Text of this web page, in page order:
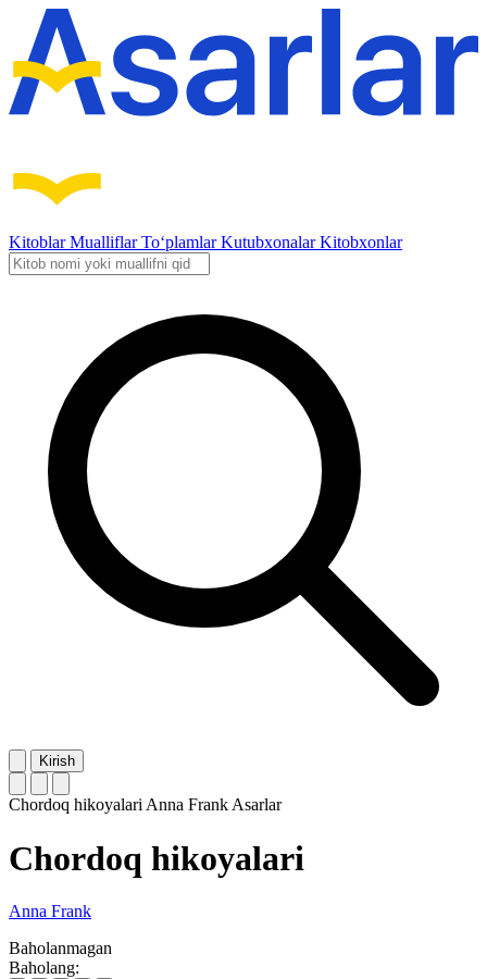
KitoblarMualliflarTo‘plamlarKutubxonalarKitobxonlar
Kirish
Chordoq hikoyalariAnna FrankAsarlar
Chordoq hikoyalari
Anna Frank
Baholanmagan
Baholang: